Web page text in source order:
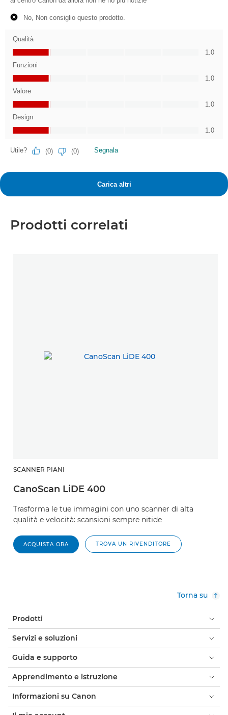
Prodotti correlati
SCANNER PIANI
CanoScan LiDE 400
Trasforma le tue immagini con uno scanner di alta
qualità e velocità: scansioni sempre nitide
ACQUISTA ORA TROVA UN RIVENDITORE
Torna su
Prodotti
Servizi e soluzioni
Guida e supporto
Apprendimento e istruzione
Informazioni su Canon